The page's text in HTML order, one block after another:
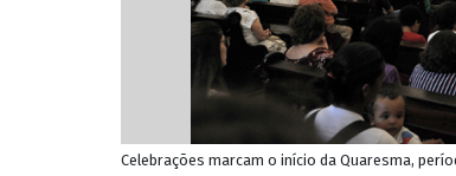
Celebrações marcam o início da Quaresma,